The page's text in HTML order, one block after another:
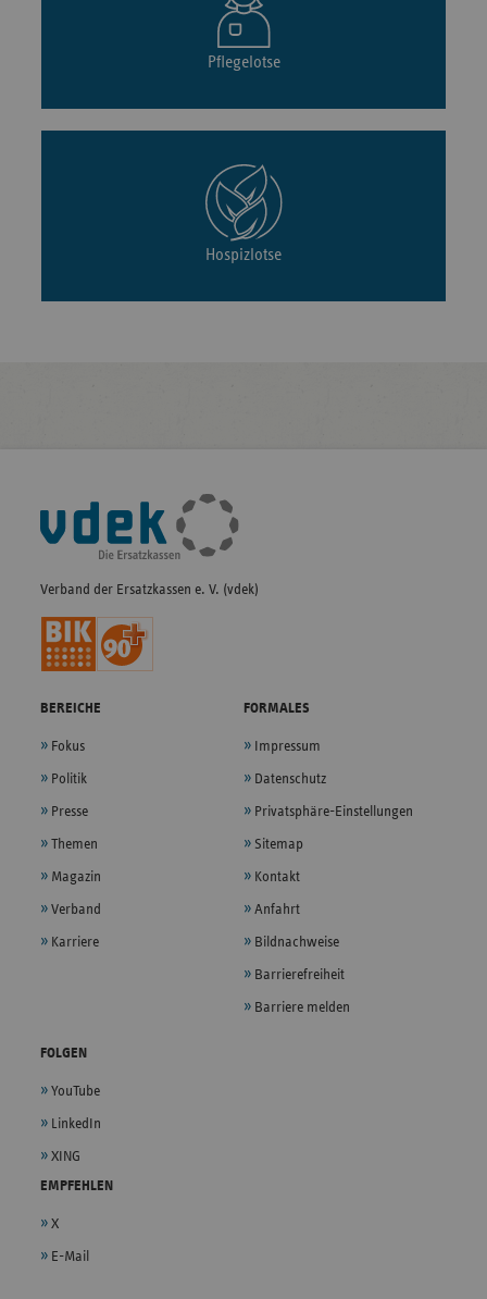
Pflegelotse
Hospizlotse
Fußleisten-
Navigation
Verband der Ersatzkassen e. V. (vdek)
BEREICHE
Fokus
Politik
Presse
Themen
Magazin
Verband
Karriere
FORMALES
Impressum
Datenschutz
Privatsphäre-Einstellungen
Sitemap
Kontakt
Anfahrt
Bildnachweise
Barrierefreiheit
Barriere melden
FOLGEN
YouTube
LinkedIn
XING
EMPFEHLEN
X
E-Mail